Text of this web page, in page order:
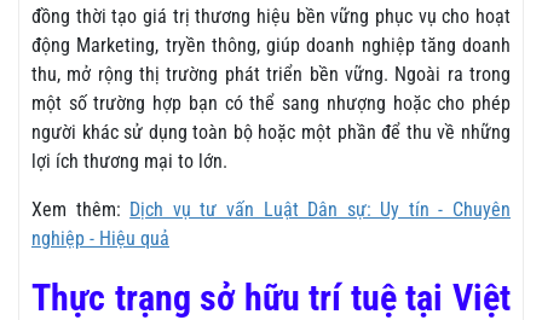
đồng thời tạo giá trị thương hiệu bền vững phục vụ cho hoạt
động Marketing, tryền thông, giúp doanh nghiệp tăng doanh
thu, mở rộng thị trường phát triển bền vững. Ngoài ra trong
một số trường hợp bạn có thể sang nhượng hoặc cho phép
người khác sử dụng toàn bộ hoặc một phần để thu về những
lợi ích thương mại to lớn.
Xem thêm: Dịch vụ tư vấn Luật Dân sự: Uy tín - Chuyên
nghiệp - Hiệu quả
Thực trạng sở hữu trí tuệ tại Việt